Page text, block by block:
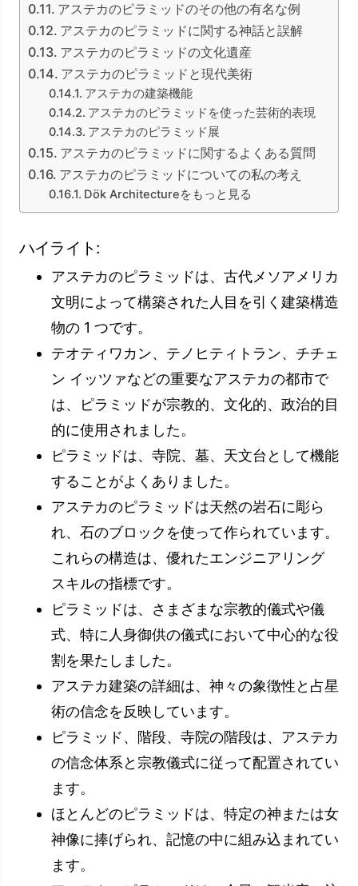
アステカのピラミッドのその他の有名な例
アステカのピラミッドに関する神話と誤解
アステカのピラミッドの文化遺産
アステカのピラミッドと現代美術
アステカの建築機能
アステカのピラミッドを使った芸術的表現
アステカのピラミッド展
アステカのピラミッドに関するよくある質問
アステカのピラミッドについての私の考え
Dök Architectureをもっと見る
ハイライト:
アステカのピラミッドは、古代メソアメリカ
文明によって構築された人目を引く建築構造
物の 1 つです。
テオティワカン、テノヒティトラン、チチェ
ン イッツァなどの重要なアステカの都市で
は、ピラミッドが宗教的、文化的、政治的目
的に使用されました。
ピラミッドは、寺院、墓、天文台として機能
することがよくありました。
アステカのピラミッドは天然の岩石に彫ら
れ、石のブロックを使って作られています。
これらの構造は、優れたエンジニアリング
スキルの指標です。
ピラミッドは、さまざまな宗教的儀式や儀
式、特に人身御供の儀式において中心的な役
割を果たしました。
アステカ建築の詳細は、神々の象徴性と占星
術の信念を反映しています。
ピラミッド、階段、寺院の階段は、アステカ
の信念体系と宗教儀式に従って配置されてい
ます。
ほとんどのピラミッドは、特定の神または女
神像に捧げられ、記憶の中に組み込まれてい
ます。